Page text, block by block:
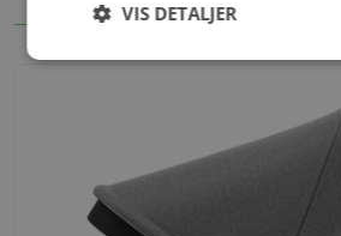
Alternativer
VIS DETALJER